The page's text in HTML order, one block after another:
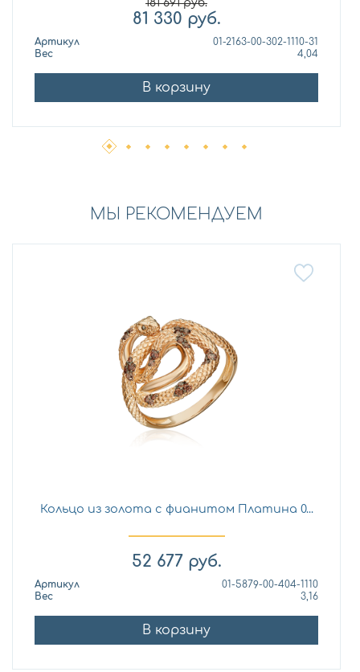
181 691руб.
81 330 руб.
Артикул
01-2163-00-302-1110-31
Вес
4,04
В корзину
МЫ РЕКОМЕНДУЕМ
Кольцо из золота с фианитом Платина 0...
52 677 руб.
Артикул
01-5879-00-404-1110
Вес
3,16
В корзину